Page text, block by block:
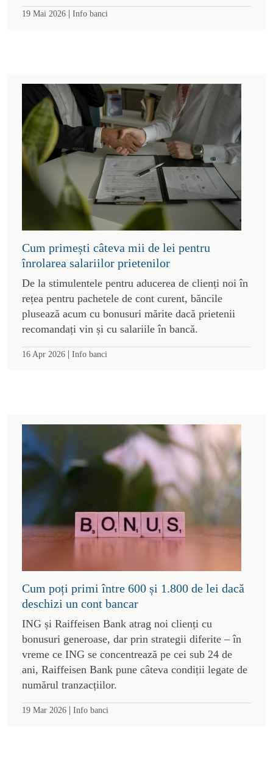
19 Mai 2026 | Info banci
Cum primești câteva mii de lei pentru
înrolarea salariilor prietenilor
De la stimulentele pentru aducerea de clienți noi în
rețea pentru pachetele de cont curent, băncile
plusează acum cu bonusuri mărite dacă prietenii
recomandați vin și cu salariile în bancă.
16 Apr 2026 | Info banci
Cum poți primi între 600 și 1.800 de lei dacă
deschizi un cont bancar
ING și Raiffeisen Bank atrag noi clienți cu
bonusuri generoase, dar prin strategii diferite – în
vreme ce ING se concentrează pe cei sub 24 de
ani, Raiffeisen Bank pune câteva condiții legate de
numărul tranzacțiilor.
19 Mar 2026 | Info banci